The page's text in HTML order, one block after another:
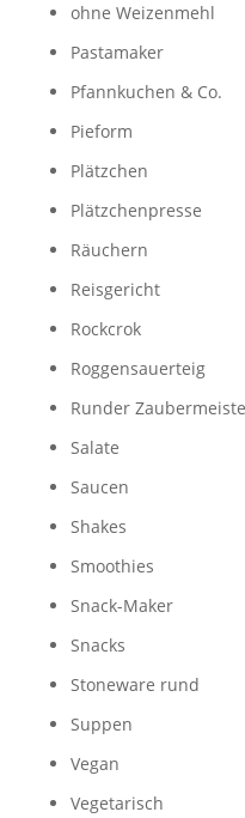
ohne Weizenmehl
Pastamaker
Pfannkuchen & Co.
Pieform
Plätzchen
Plätzchenpresse
Räuchern
Reisgericht
Rockcrok
Roggensauerteig
Runder
Salate
Saucen
Shakes
Smoothies
Snack-Maker
Snacks
Stoneware rund
Suppen
Vegan
Vegetarisch